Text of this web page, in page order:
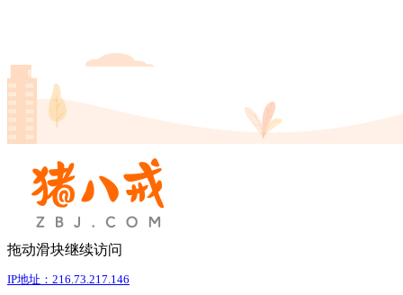
拖动滑块继续访问
IP地址：216.73.217.146